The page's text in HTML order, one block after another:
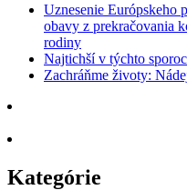
Uznesenie Európskeho
obavy z prekračovania
rodiny
Najtichší v týchto
Zachráňme životy:
Kategórie